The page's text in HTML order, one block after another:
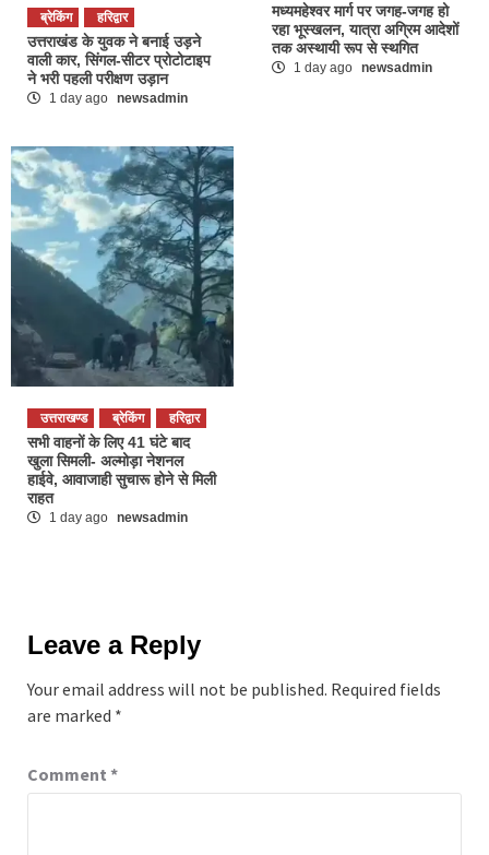
ब्रेकिंग
हरिद्वार
उत्तराखंड के युवक ने बनाई उड़ने
वाली कार, सिंगल-सीटर प्रोटोटाइप
ने भरी पहली परीक्षण उड़ान
1 day ago newsadmin
मध्यमहेश्वर मार्ग पर जगह-जगह हो
रहा भूस्खलन, यात्रा अग्रिम आदेशों
तक अस्थायी रूप से स्थगित
1 day ago newsadmin
उत्तराखण्ड ब्रेकिंग हरिद्वार
सभी वाहनों के लिए 41 घंटे बाद
खुला सिमली- अल्मोड़ा नेशनल
हाईवे, आवाजाही सुचारू होने से मिली
राहत
1 day ago newsadmin
Leave a Reply
Your email address will not be published. Required fields
are marked *
Comment *